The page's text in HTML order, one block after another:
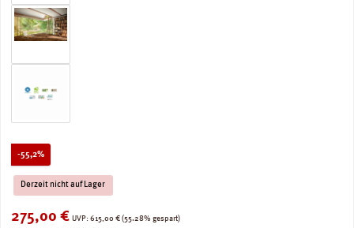
-55,2%Rabatt
Derzeit nicht auf Lager
Verkaufspreis:
275,00 € UVP: Regulärer Preis:
615,00 € (55.28% gespart)